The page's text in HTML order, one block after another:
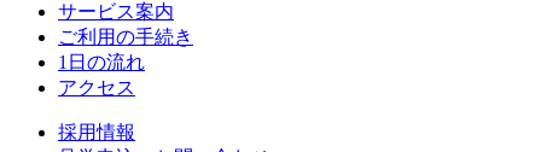
サービス案内
ご利用の手続き
1日の流れ
アクセス
採用情報